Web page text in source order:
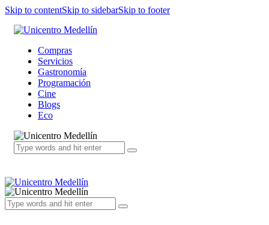
Skip to contentSkip to sidebarSkip to footer
Compras
Servicios
Gastronomía
Programación
Cine
Blogs
Eco